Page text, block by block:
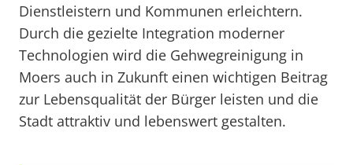
Dienstleistern und Kommunen erleichtern.
Durch die gezielte Integration moderner
Technologien wird die Gehwegreinigung in
Moers auch in Zukunft einen wichtigen Beitrag
zur Lebensqualität der Bürger leisten und die
Stadt attraktiv und lebenswert gestalten.